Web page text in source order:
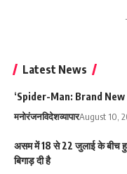
Latest News
‘Spider-Man: Brand New
मनोरंजनविदेशव्यापारAugust 10,
असम में 18 से 22 जुलाई के बीच हुई
बिगाड़ दी है